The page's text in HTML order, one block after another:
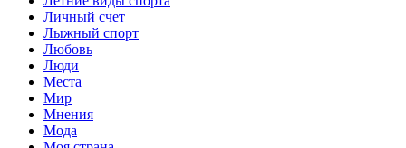
Личный счет
Лыжный спорт
Любовь
Люди
Места
Мир
Мнения
Мода